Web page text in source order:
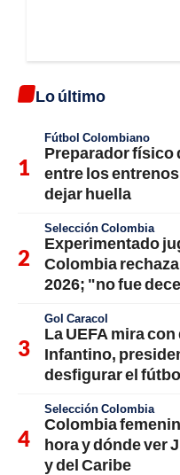
Lo último
Fútbol Colombiano
Preparador físico
entre los
dejar huella
Selección Colombia
Experimentado
Colombia
2026; "no fue
Gol Caracol
La UEFA mira
Infantino,
desfigurar el
Selección Colombia
Colombia
hora y dónde ver
y del Caribe